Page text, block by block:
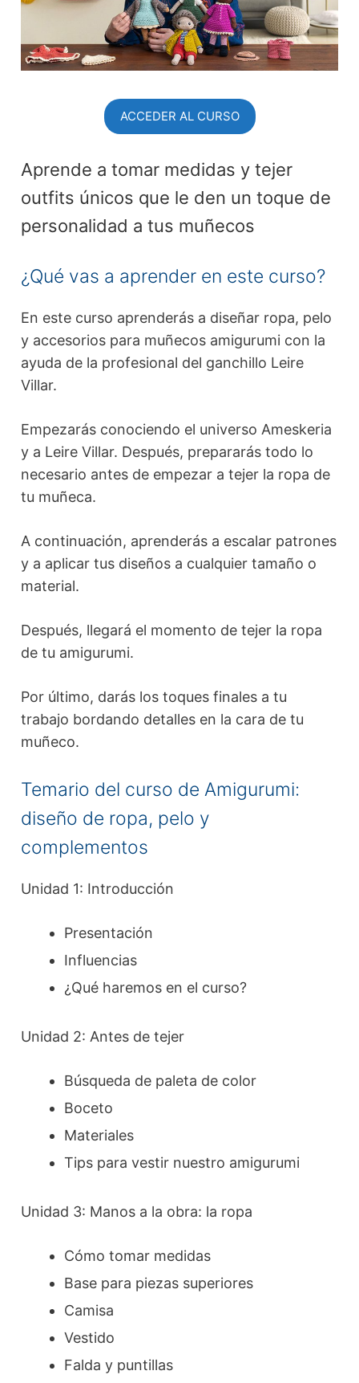
ACCEDER AL CURSO
Aprende a tomar medidas y tejer
outfits únicos que le den un toque de
personalidad a tus muñecos
¿Qué vas a aprender en este curso?
En este curso aprenderás a diseñar ropa, pelo
y accesorios para muñecos amigurumi con la
ayuda de la profesional del ganchillo Leire
Villar.
Empezarás conociendo el universo Ameskeria
y a Leire Villar. Después, prepararás todo lo
necesario antes de empezar a tejer la ropa de
tu muñeca.
A continuación, aprenderás a escalar patrones
y a aplicar tus diseños a cualquier tamaño o
material.
Después, llegará el momento de tejer la ropa
de tu amigurumi.
Por último, darás los toques finales a tu
trabajo bordando detalles en la cara de tu
muñeco.
Temario del curso de Amigurumi:
diseño de ropa, pelo y
complementos
Unidad 1: Introducción
Presentación
Influencias
¿Qué haremos en el curso?
Unidad 2: Antes de tejer
Búsqueda de paleta de color
Boceto
Materiales
Tips para vestir nuestro amigurumi
Unidad 3: Manos a la obra: la ropa
Cómo tomar medidas
Base para piezas superiores
Camisa
Vestido
Falda y puntillas